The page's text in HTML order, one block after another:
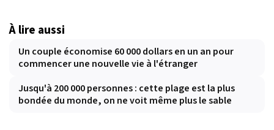
À lire aussi
Un couple économise 60 000 dollars en un an pour
commencer une nouvelle vie à l'étranger
Jusqu'à 200 000 personnes : cette plage est la plus
bondée du monde, on ne voit même plus le sable